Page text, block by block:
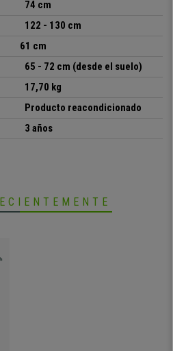
diarias
74 cm
122 - 130 cm
61 cm
65 - 72 cm (desde el suelo)
1 7,70 kg
Producto reacondicionado
3 años